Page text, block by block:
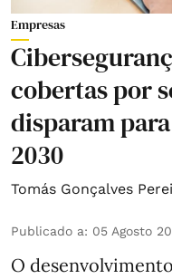
Empresas
cobertas por
disparam
2030
Tomás Gonçalves
Publicado a: 05 Agosto
O